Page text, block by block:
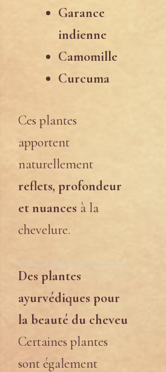
Garance
indienne
Camomille
Curcuma
Ces plantes
apportent
naturellement
reflets, profondeur
et nuances à la
chevelure.
Des plantes
ayurvédiques pour
la beauté du cheveu
Certaines plantes
sont également